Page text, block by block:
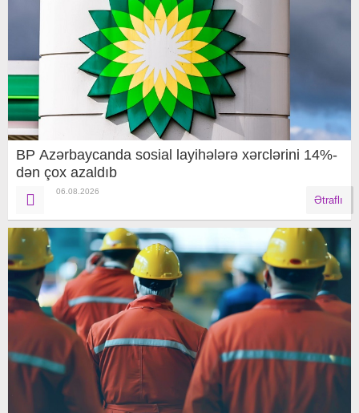
BP Azərbaycanda sosial layihələrə xərclərini 14%-
dən çox azaldıb
06.08.2026
Ətraflı